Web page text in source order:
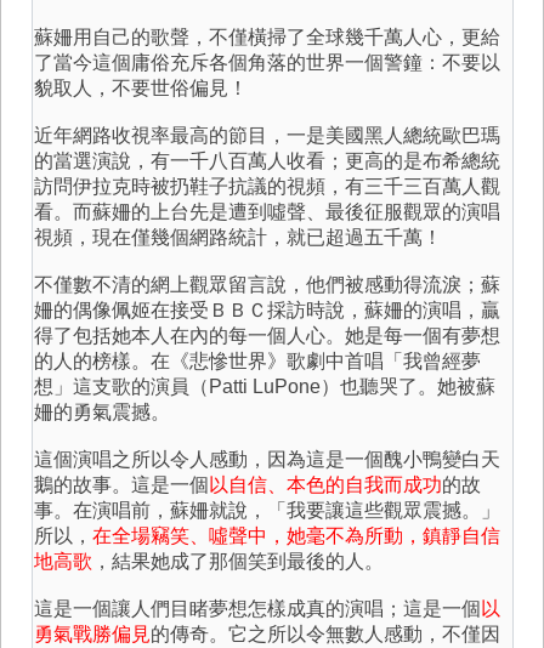
蘇姍用自己的歌聲，不僅橫掃了全球幾千萬人心，更給
了當今這個庸俗充斥各個角落的世界一個警鐘：不要以
貌取人，不要世俗偏見！
近年網路收視率最高的節目，一是美國黑人總統歐巴瑪
的當選演說，有一千八百萬人收看；更高的是布希總統
訪問伊拉克時被扔鞋子抗議的視頻，有三千三百萬人觀
看。而蘇姍的上台先是遭到噓聲、最後征服觀眾的演唱
視頻，現在僅幾個網路統計，就已超過五千萬！
不僅數不清的網上觀眾留言說，他們被感動得流淚；蘇
姍的偶像佩姬在接受ＢＢＣ採訪時說，蘇姍的演唱，贏
得了包括她本人在內的每一個人心。她是每一個有夢想
的人的榜樣。在《悲慘世界》歌劇中首唱「我曾經夢
想」這支歌的演員（Patti LuPone）也聽哭了。她被蘇
姍的勇氣震撼。
這個演唱之所以令人感動，因為這是一個醜小鴨變白天
鵝的故事。這是一個 以自信、本色的自我而成功的故
事。在演唱前，蘇姍就說，「我要讓這些觀眾震撼。」
所以， 在全場竊笑、噓聲中，她毫不為所動，鎮靜自信
地高歌 ，結果她成了那個笑到最後的人。
這是一個讓人們目睹夢想怎樣成真的演唱；這是一個 以
勇氣戰勝偏見的傳奇。它之所以令無數人感動，不僅因